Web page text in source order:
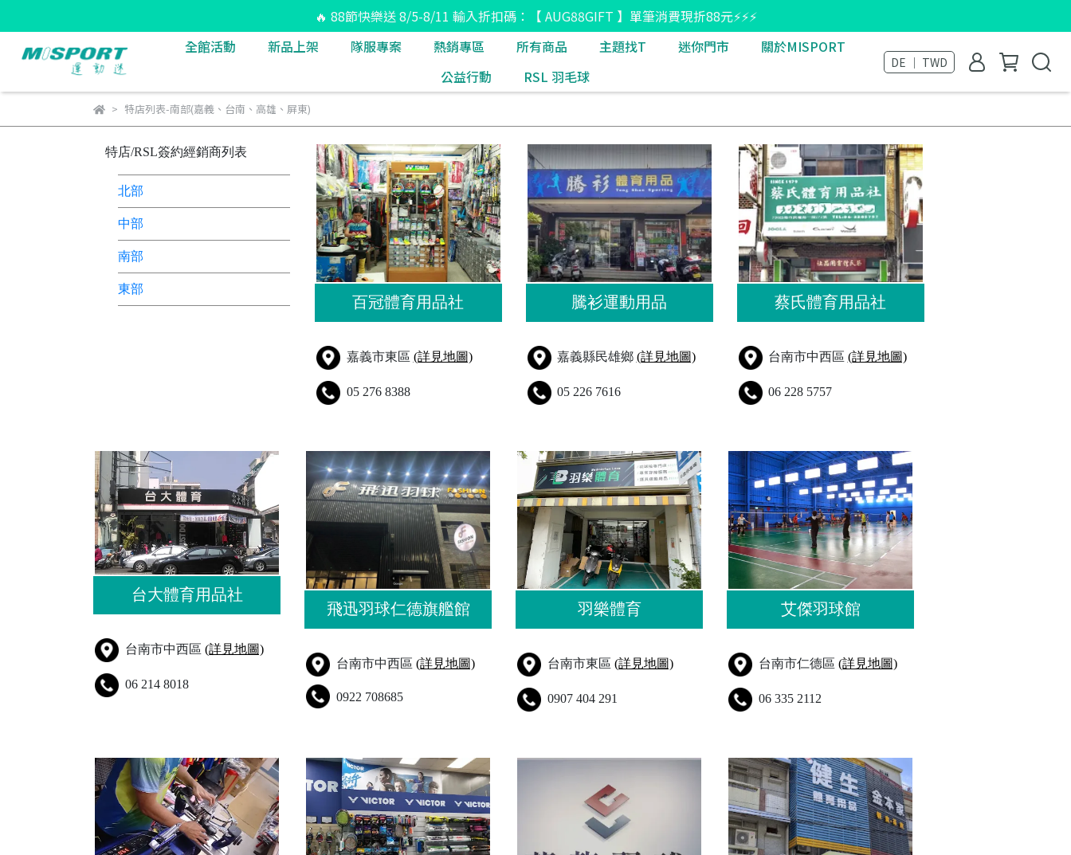
🔥 88節快樂送 8/5-8/11 輸入折扣碼：【 AUG88GIFT 】單筆消費現折88元⚡⚡⚡
全館活動
新品上架 隊服專案 熱銷專區 所有商品 主題找T 迷你門市
關於MISPORT
公益行動
RSL 羽毛球
DE ｜ TWD
特店列表-南部(嘉義、台南、高雄、屏東)
特店/RSL簽約經銷商列表
北部
中部
南部
東部
百冠體育用品社
嘉義市東區 (詳見地圖)
05 276 8388
騰衫運動用品
嘉義縣民雄鄉 (詳見地圖)
05 226 7616
蔡氏體育用品社
台南市中西區 (詳見地圖)
06 228 5757
台大體育用品社
台南市中西區 (詳見地圖)
06 214 8018
飛迅羽球仁德旗艦館
台南市中西區 (詳見地圖)
0922 708685
羽樂體育
台南市東區 (詳見地圖)
0907 404 291
艾傑羽球館
台南市仁德區 (詳見地圖)
06 335 2112